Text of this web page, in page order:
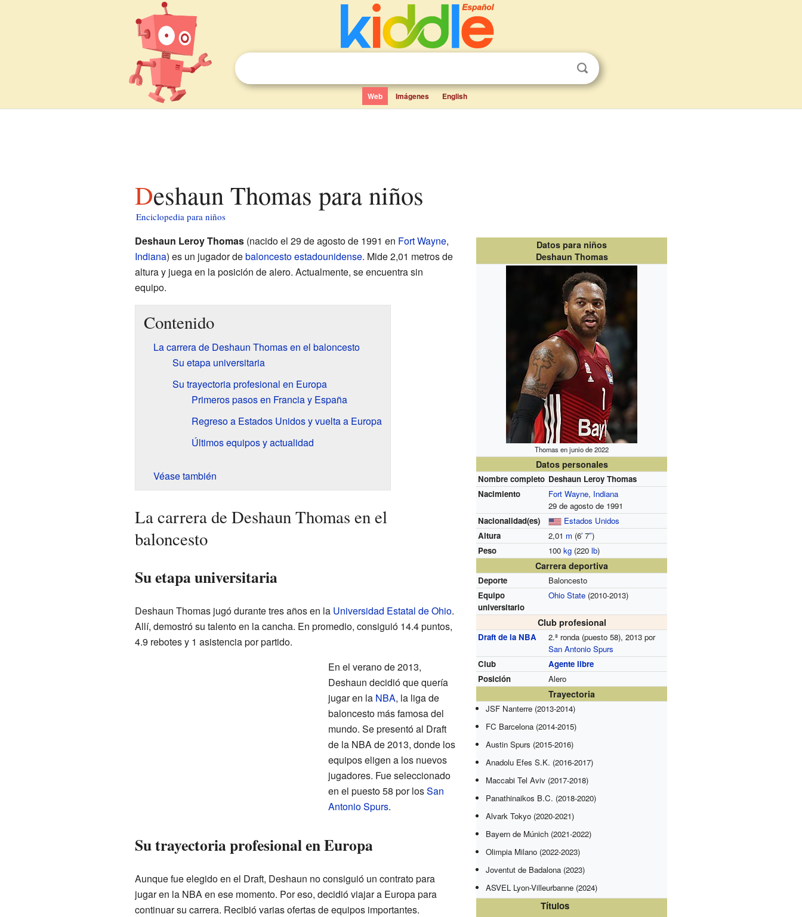
Web Imágenes English
Deshaun Thomas para niños
Enciclopedia para niños
Datos para niños
Deshaun Thomas
Thomas en junio de 2022
Datos personales
Nombre completo Deshaun Leroy Thomas
Nacimiento
Fort Wayne, Indiana
29 de agosto de 1991
Nacionalidad(es)
Estados Unidos
Altura
2,01 m (6′ 7″)
Peso
100kg (220lb)
Carrera deportiva
Deporte
Baloncesto
Equipo
universitario
Ohio State (2010-2013)
Club profesional
Draft de la NBA
2.ª ronda (puesto 58), 2013 por
San Antonio Spurs
Club
Agente libre
Posición
Alero
Trayectoria
JSF Nanterre (2013-2014)
FC Barcelona (2014-2015)
Austin Spurs (2015-2016)
Anadolu Efes S.K. (2016-2017)
Maccabi Tel Aviv (2017-2018)
Panathinaikos B.C. (2018-2020)
Alvark Tokyo (2020-2021)
Bayern de Múnich (2021-2022)
Olimpia Milano (2022-2023)
Joventut de Badalona (2023)
ASVEL Lyon-Villeurbanne (2024)
Títulos
Deshaun Leroy Thomas(nacido el 29 de agosto de 1991 en Fort Wayne,
Indiana) es un jugador debaloncestoestadounidense. Mide 2,01 metros de
altura y juega en la posición de alero. Actualmente, se encuentra sin
equipo.
Contenido
La carrera de Deshaun Thomas en el baloncesto
Su etapa universitaria
Su trayectoria profesional en Europa
Primeros pasos en Francia y España
Regreso a Estados Unidos y vuelta a Europa
Últimos equipos y actualidad
Véase también
La carrera de Deshaun Thomas en el
baloncesto
Su etapa universitaria
Deshaun Thomas jugó durante tres años en la Universidad Estatal de Ohio.
Allí, demostró su talento en la cancha. En promedio, consiguió 14.4 puntos,
4.9 rebotes y 1 asistencia por partido.
En el verano de 2013,
Deshaun decidió que quería
jugar en la NBA, la liga de
baloncesto más famosa del
mundo. Se presentó al Draft
de la NBA de 2013, donde los
equipos eligen a los nuevos
jugadores. Fue seleccionado
en el puesto 58 por losSan
Antonio Spurs.
Su trayectoria profesional en Europa
Aunque fue elegido en el Draft, Deshaun no consiguió un contrato para
jugar en la NBA en ese momento. Por eso, decidió viajar a Europa para
continuar su carrera. Recibió varias ofertas de equipos importantes.